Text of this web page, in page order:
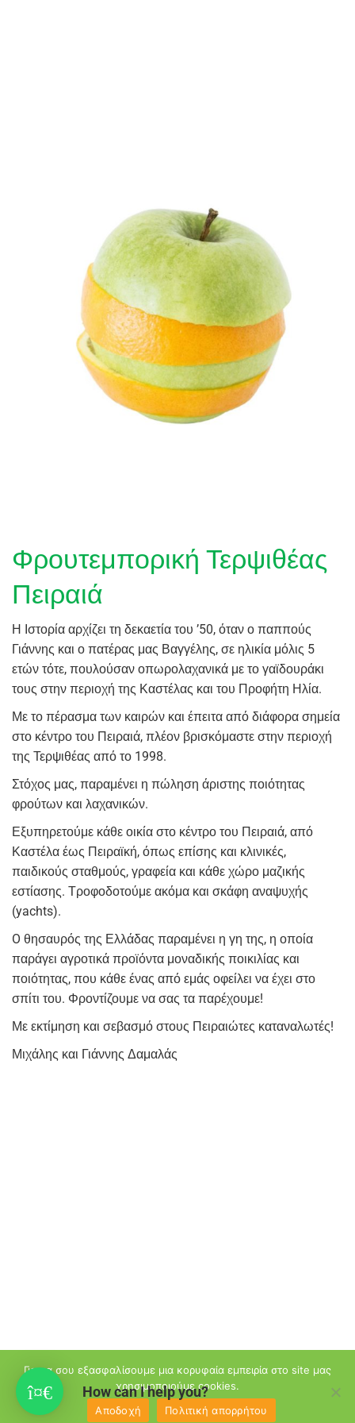
Φρουτεμπορική Τερψιθέας
Πειραιά
Η Ιστορία αρχίζει τη δεκαετία του ’50, όταν ο παππούς
Γιάννης και ο πατέρας μας Βαγγέλης, σε ηλικία μόλις 5
ετών τότε, πουλούσαν οπωρολαχανικά με το γαϊδουράκι
τους στην περιοχή της Καστέλας και του Προφήτη Ηλία.
Με το πέρασμα των καιρών και έπειτα από διάφορα σημεία
στο κέντρο του Πειραιά, πλέον βρισκόμαστε στην περιοχή
της Τερψιθέας από το 1998.
Στόχος μας, παραμένει η πώληση άριστης ποιότητας
φρούτων και λαχανικών.
Εξυπηρετούμε κάθε οικία στο κέντρο του Πειραιά, από
Καστέλα έως Πειραϊκή, όπως επίσης και κλινικές,
παιδικούς σταθμούς, γραφεία και κάθε χώρο μαζικής
εστίασης. Τροφοδοτούμε ακόμα και σκάφη αναψυχής
(yachts).
O θησαυρός της Ελλάδας παραμένει η γη της, η οποία
παράγει αγροτικά προϊόντα μοναδικής ποικιλίας και
ποιότητας, που κάθε ένας από εμάς οφείλει να έχει στο
σπίτι του. Φροντίζουμε να σας τα παρέχουμε!
Με εκτίμηση και σεβασμό στους Πειραιώτες καταναλωτές!
Μιχάλης και Γιάννης Δαμαλάς
How can I help you?
Για να σου εξασφαλίσουμε μια κορυφαία εμπειρία στο site μας
χρησιμοποιούμε cookies.
Αποδοχή
Πολιτική απορρήτου